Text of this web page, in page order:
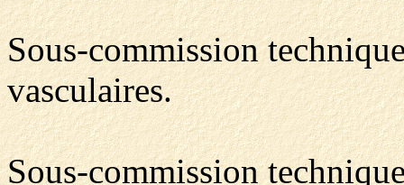
Sous-commission
vasculaires.
Sous-commission